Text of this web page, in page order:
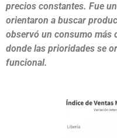
precios constantes. Fue
orientaron a buscar
observó un consumo más
donde las prioridades se
funcional.